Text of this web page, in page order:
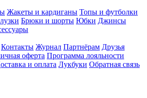
Жакеты и кардиганы Топы и футболки
Брюки и шорты Юбки Джинсы
Контакты Журнал Партнёрам Друзья
оферта Программа лояльности
и оплата Лукбуки Обратная связь